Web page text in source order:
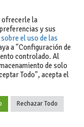
0 0
en la
ofrecerle la
y sus
el uso de las
a "Configuración de
controlado. Al
de solo
Todo", acepta el
Rechazar Todo